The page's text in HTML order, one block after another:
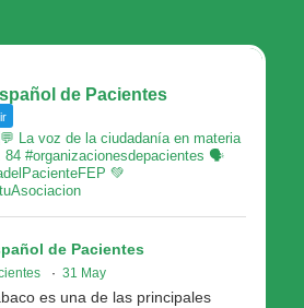
de Pacientes
voz de la ciudadanía en materia
84 #organizacionesdepacientes 🗣
💚
de Pacientes
· 31 May
es una de las principales